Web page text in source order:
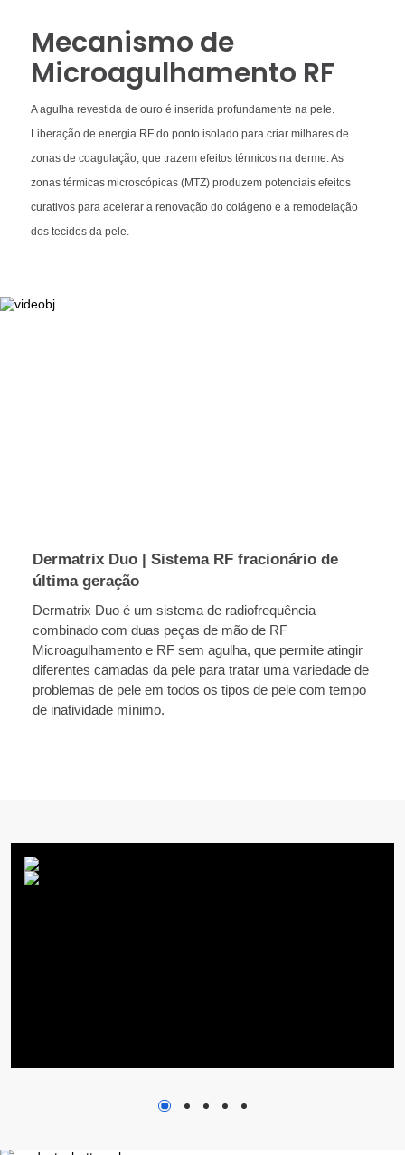
Mecanismo de
Microagulhamento RF
A agulha revestida de ouro é inserida profundamente na pele.
Liberação de energia RF do ponto isolado para criar milhares de
zonas de coagulação, que trazem efeitos térmicos na derme. As
zonas térmicas microscópicas (MTZ) produzem potenciais efeitos
curativos para acelerar a renovação do colágeno e a remodelação
dos tecidos da pele.
Dermatrix Duo | Sistema RF fracionário de
última geração
Dermatrix Duo é um sistema de radiofrequência
combinado com duas peças de mão de RF
Microagulhamento e RF sem agulha, que permite atingir
diferentes camadas da pele para tratar uma variedade de
problemas de pele em todos os tipos de pele com tempo
de inatividade mínimo.